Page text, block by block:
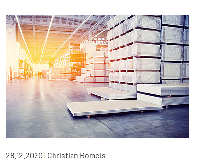
28.12.2020 | Christian Romeis